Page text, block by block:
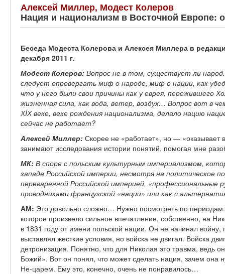
Алексей Миллер, Модест Колеров
Нация и национализм в Восточной Европе:
Беседа Модеста Колерова и Алексея Миллера в
декабря 2011 г.
Модест Колеров: Вопрос не в том, существует ли
следует опровергать миф о народе, миф о нации, как
что у него были свои причины как у еврея,
жизненная сила, как вода, ветер, воздух… Вопрос вот в
ХIХ веке, веке рождения национализма, делало нацию
сейчас не работает?
Алексей Миллер: Скорее не «работает», но —
занимают исследования истории понятий, помогая мне
МК: В споре с польским культурным империализмом,
западе Российской империи, несмотря на политическое
переваренной Российской империей, «профессиональные
проводниками французской «нации» или как с
АМ: Это довольно сложно… Нужно посмотреть по
которое произвело сильное впечатление, собственно, на
в 1831 году от имени польской нации. Он не начинал войну,
выставлял жесткие условия, но войска не двигал. Войска
детронизация. Понятно, что для Николая это травма, ведь
Божий». Вот он понял, что может сделать нация, зачем она
Не-царем. Ему это, конечно, очень не понравилось…